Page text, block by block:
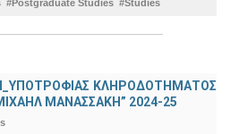
#Postgraduate Studies #Studies
ΚΛΗΡΟΔΟΤΗΜΑΤΟΣ
ΜΑΝΑΣΣΑΚΗ” 2024-25